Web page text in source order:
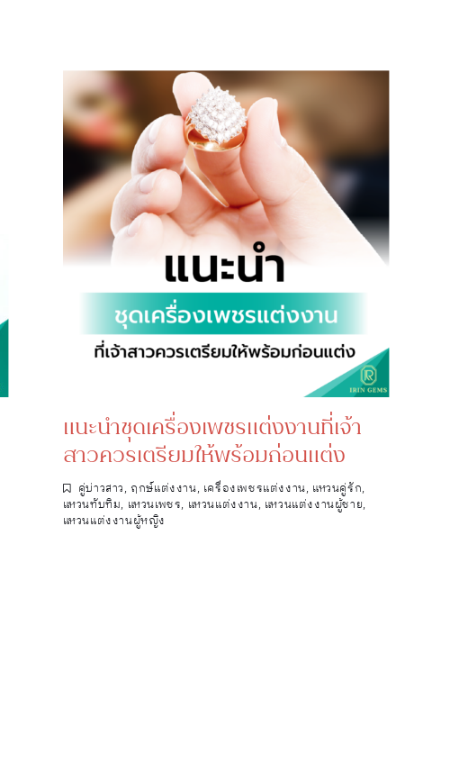
แนะนำชุดเครื่องเพชรแต่งงานที่เจ้า
สาวควรเตรียมให้พร้อมก่อนแต่ง
คู่บ่าวสาว, ฤกษ์แต่งงาน, เครื่องเพชรแต่งงาน, แหวนคู่รัก,
แหวนทับทิม, แหวนเพชร, แหวนแต่งงาน, แหวนแต่งงานผู้ชาย,
แหวนแต่งงานผู้หญิง